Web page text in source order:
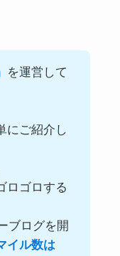
を運営して
にご紹介し
ロゴロする
ブログを開
イル数は